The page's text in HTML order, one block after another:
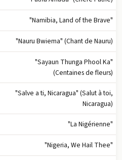
"Namibia, Land of the Brave"
"Nauru Bwiema" (Chant de Nauru)
"Sayaun Thunga Phool Ka"
(Centaines de fleurs)
"Salve a ti, Nicaragua" (Salut à toi,
Nicaragua)
"La Nigérienne"
"Nigeria, We Hail Thee"